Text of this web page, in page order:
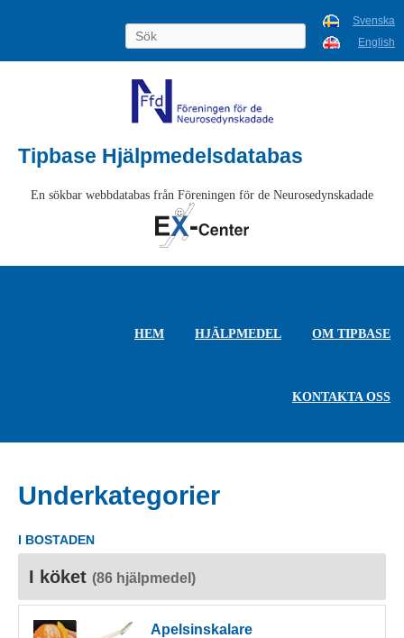
Svenska
English
Tipbase Hjälpmedelsdatabas
En sökbar webbdatabas från Föreningen för de Neurosedynskadade
HEM HJÄLPMEDEL OM TIPBASE
KONTAKTA OSS
Underkategorier
I BOSTADEN
I köket (86 hjälpmedel)
Apelsinskalare